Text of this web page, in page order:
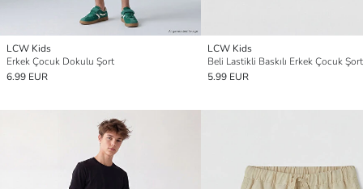
LCW Kids
Erkek Çocuk Dokulu Şort
6.99 EUR
LCW Kids
Beli Lastikli Baskılı Erkek Çocuk Şort
5.99 EUR